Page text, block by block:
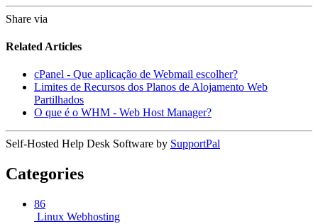
Share via
Related Articles
cPanel - Que aplicação de Webmail escolher?
Limites de Recursos dos Planos de Alojamento Web
Partilhados
O que é o WHM - Web Host Manager?
Self-Hosted Help Desk Software by SupportPal
Categories
86
Linux Webhosting